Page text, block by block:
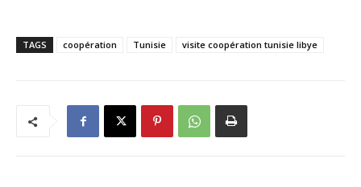
TAGS coopération Tunisie visite coopération tunisie libye